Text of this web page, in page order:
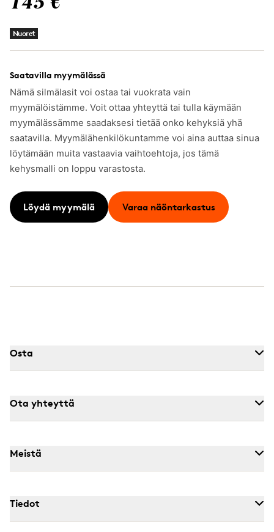
Nuoret
Saatavilla myymälässä
Nämä silmälasit voi ostaa tai vuokrata vain
myymälöistämme. Voit ottaa yhteyttä tai tulla käymään
myymälässämme saadaksesi tietää onko kehyksiä yhä
saatavilla. Myymälähenkilökuntamme voi aina auttaa sinua
löytämään muita vastaavia vaihtoehtoja, jos tämä
kehysmalli on loppu varastosta.
Löydä myymälä Varaa näöntarkastus
Osta
Ota yhteyttä
Meistä
Tiedot